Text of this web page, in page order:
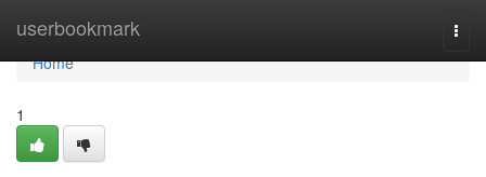
userbookmark
Home
Home
1